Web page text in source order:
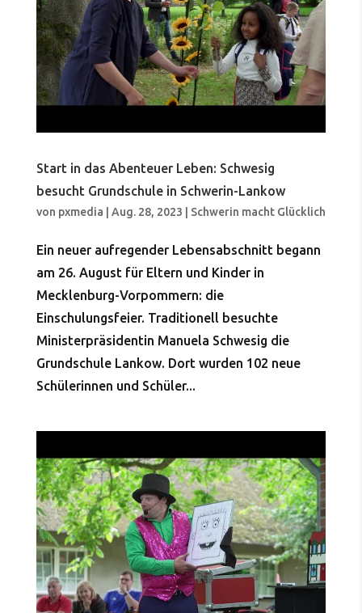
Start in das Abenteuer Leben: Schwesig
besucht Grundschule in Schwerin-Lankow
von pxmedia | Aug. 28, 2023 | Schwerin macht Glücklich
Ein neuer aufregender Lebensabschnitt begann
am 26. August für Eltern und Kinder in
Mecklenburg-Vorpommern: die
Einschulungsfeier. Traditionell besuchte
Ministerpräsidentin Manuela Schwesig die
Grundschule Lankow. Dort wurden 102 neue
Schülerinnen und Schüler...